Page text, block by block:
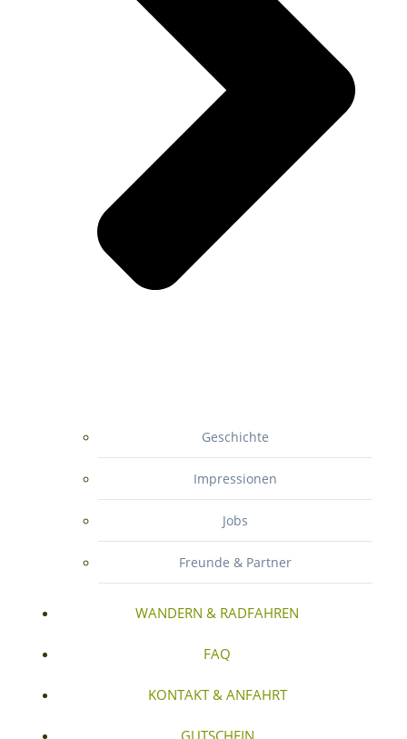
Geschichte
Impressionen
Jobs
Freunde & Partner
WANDERN & RADFAHREN
FAQ
KONTAKT & ANFAHRT
GUTSCHEIN